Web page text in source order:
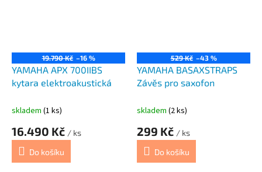
provedení je OVS (Old Violin
Sunburst) .
19.790 Kč –16 %
YAMAHA APX 700IIBS
kytara elektroakustická
skladem (1 ks)
16.490 Kč / ks
Do košíku
529 Kč –43 %
YAMAHA BASAXSTRAPS
Závěs pro saxofon
skladem (2 ks)
299 Kč / ks
Do košíku